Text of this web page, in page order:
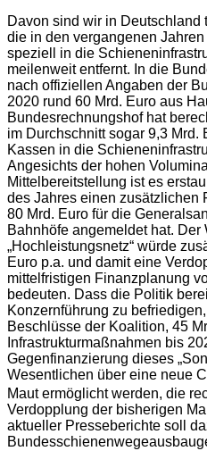
Davon sind wir in Deutschland
die in den vergangenen
speziell in die
meilenweit entfernt. In die
nach offiziellen Angaben der
2020 rund 60 Mrd. Euro aus
Bundesrechnungshof hat
im Durchschnitt sogar 9,3 Mrd.
Kassen in die
Angesichts der hohen
Mittelbereitstellung ist es
des Jahres einen zusätzlichen
80 Mrd. Euro für die
Bahnhöfe angemeldet hat. Der
„Hochleistungsnetz“ würde
Euro p.a. und damit eine
mittelfristigen Finanzplanung
bedeuten. Dass die Politik
Konzernführung zu
Beschlüsse der Koalition, 45
Infrastrukturmaßnahmen bis
Gegenfinanzierung dieses
Wesentlichen über eine neue
Maut ermöglicht werden, die
Verdopplung der bisherigen
aktueller Presseberichte soll